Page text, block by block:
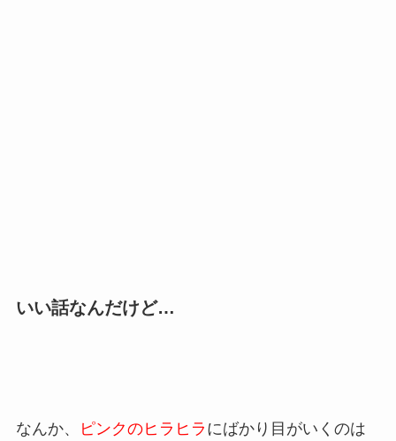
いい話なんだけど…
なんか、 ピンクのヒラヒラ にばかり目がいくのは